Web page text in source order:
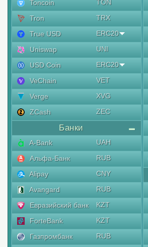
Toncoin
TON
Tron
TRX
True USD
ERC20
Uniswap
UNI
USD Coin
ERC20
VeChain
VET
Verge
XVG
ZCash
ZEC
Банки
A-Bank
UAH
Альфа-Банк
RUB
Alipay
CNY
Avangard
RUB
Евразийский банк
KZT
ForteBank
KZT
Газпромбанк
RUB